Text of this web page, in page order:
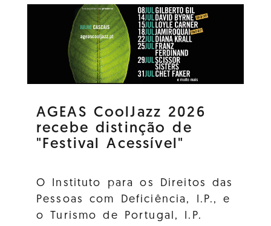
AGEAS CoolJazz 2026
recebe distinção de
"Festival Acessível"
O Instituto para os Direitos das
Pessoas com Deficiência, I.P., e
o Turismo de Portugal, I.P.